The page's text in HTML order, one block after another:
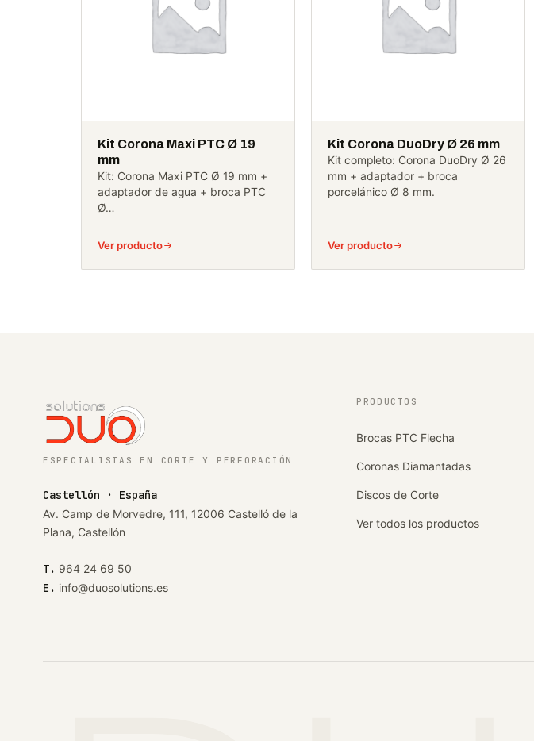
Kit Corona Maxi PTC Ø 19
mm
Kit: Corona Maxi PTC Ø 19 mm +
adaptador de agua + broca PTC
Ø…
Ver producto
Kit Corona DuoDry Ø 26 mm
Kit completo: Corona DuoDry Ø 26
mm + adaptador + broca
porcelánico Ø 8 mm.
Ver producto
ESPECIALISTAS EN CORTE Y PERFORACIÓN
Castellón · España
Av. Camp de Morvedre, 111, 12006 Castelló de la
Plana, Castellón
T. 964 24 69 50
E. info@duosolutions.es
PRODUCTOS
Brocas PTC Flecha
Coronas Diamantadas
Discos de Corte
Ver todos los productos